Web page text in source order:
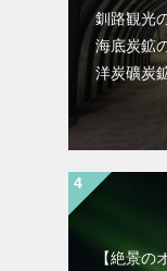
釧路観光
海底炭鉱
洋炭礦炭
【絶景の